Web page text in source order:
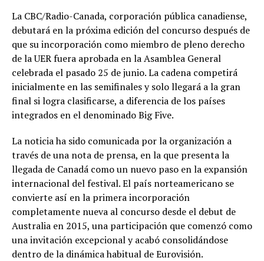
La CBC/Radio-Canada, corporación pública canadiense,
debutará en la próxima edición del concurso después de
que su incorporación como miembro de pleno derecho
de la UER fuera aprobada en la Asamblea General
celebrada el pasado 25 de junio. La cadena competirá
inicialmente en las semifinales y solo llegará a la gran
final si logra clasificarse, a diferencia de los países
integrados en el denominado Big Five.
La noticia ha sido comunicada por la organización a
través de una nota de prensa, en la que presenta la
llegada de Canadá como un nuevo paso en la expansión
internacional del festival. El país norteamericano se
convierte así en la primera incorporación
completamente nueva al concurso desde el debut de
Australia en 2015, una participación que comenzó como
una invitación excepcional y acabó consolidándose
dentro de la dinámica habitual de Eurovisión.